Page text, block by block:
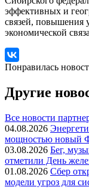
эффективных и
связей, повышения
экономической
Понравилась
Другие
Все новости
04.08.2026
мощностью новый
03.08.2026 Бег,
отметили День
01.08.2026 Сбер
модели угроз для